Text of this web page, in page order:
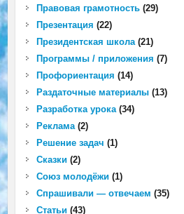
Правовая грамотность(29)
Презентация (22)
Президентская школа(21)
Программы / приложения (7)
Профориентация (14)
Раздаточные материалы(13)
Разработка урока(34)
Реклама(2)
Решение задач (1)
Сказки(2)
Союз молодёжи(1)
Спрашивали — отвечаем (35)
Статьи(43)